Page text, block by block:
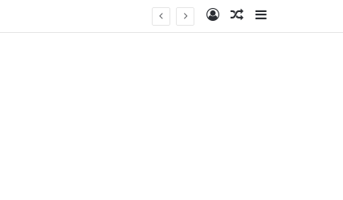
Log InArtigo Aleatório
Sidebar